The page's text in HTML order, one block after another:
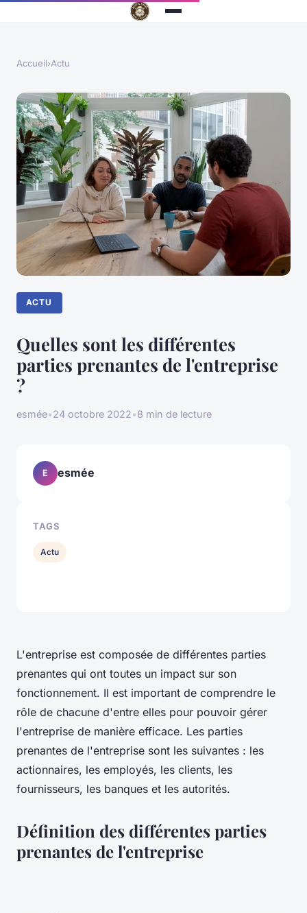
Accueil›Actu
ACTU
Quelles sont les différentes
parties prenantes de l'entreprise
?
esmée•24 octobre 2022•8 min de lecture
L'entreprise est composée de différentes parties
prenantes qui ont toutes un impact sur son
fonctionnement. Il est important de comprendre le
rôle de chacune d'entre elles pour pouvoir gérer
l'entreprise de manière efficace. Les parties
prenantes de l'entreprise sont les suivantes : les
actionnaires, les employés, les clients, les
fournisseurs, les banques et les autorités.
Définition des différentes parties
prenantes de l'entreprise
E esmée
TAGS
Actu